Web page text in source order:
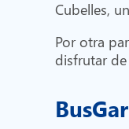
Cubelles,
Por otra
disfrutar